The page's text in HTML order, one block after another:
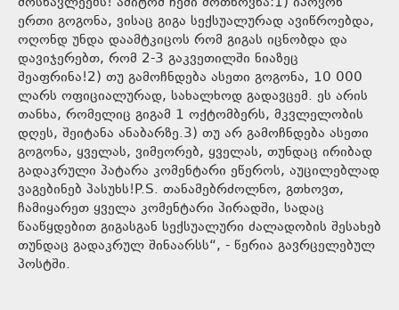
ერთი გოგონა, ვისაც გიგა სექსუალურად ავიწროებდა,
ოღონდ უნდა დაამტკიცოს რომ გიგას იცნობდა და
დავიჯერებთ, რომ 2-3 გაკვეთილში ნიაზეც
შეაფრინა!2) თუ გამოჩნდება ასეთი გოგონა, 10 000
ლარს ოფიციალურად, სახალხოდ გადავცემ. ეს არის
თანხა, რომელიც გიგამ 1 ოქტომბერს, მკვლელობის
დღეს, შეიტანა ანაბარზე.3) თუ არ გამოჩნდება ასეთი
გოგონა, ყველას, ვიმეორებ, ყველას, თუნდაც ირიბად
გადაკრული პატარა კომენტარი ეწეროს, აუცილებლად
ვაგებინებ პასუხს!P.S. თანამებრძოლნო, გთხოვთ,
ჩამიყარეთ ყველა კომენტარი პირადში, სადაც
წააწყდებით გიგასგან სექსუალური ძალადობის შესახებ
თუნდაც გადაკრულ შინაარსს“, - წერია გავრცელებულ
პოსტში.